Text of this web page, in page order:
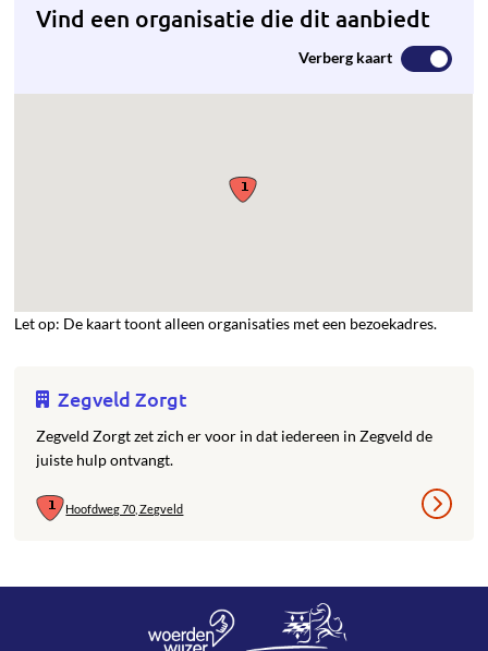
Vind een organisatie die dit aanbiedt
Verberg kaart
Let op: De kaart toont alleen organisaties met een bezoekadres.
Zegveld Zorgt
Zegveld Zorgt zet zich er voor in dat iedereen in Zegveld de
juiste hulp ontvangt.
Hoofdweg 70, Zegveld